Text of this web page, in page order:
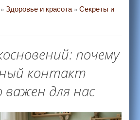
»Здоровье и красота»Секреты и
почему
контакт
для нас